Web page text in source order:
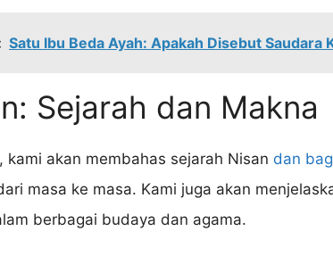
Satu Ibu Beda Ayah: Apakah Disebut Saudara
Sejarah dan Makna
kami akan membahas sejarah Nisan dan
masa ke masa. Kami juga akan
berbagai budaya dan agama.